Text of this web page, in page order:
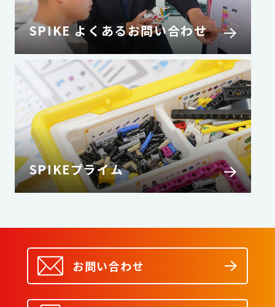
SPIKE よくあるお問い合わせ
SPIKEプライム
お問い合わせ